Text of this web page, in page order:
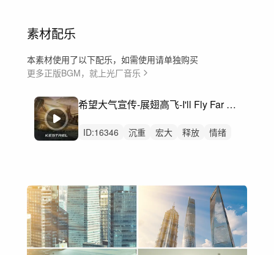
素材配乐
本素材使用了以下配乐，如需使用请单独购买
更多正版BGM，就上光厂音乐
希望大气宣传-展翅高飞-I'll Fly Far Away
ID:16346 沉重 宏大 释放
情绪